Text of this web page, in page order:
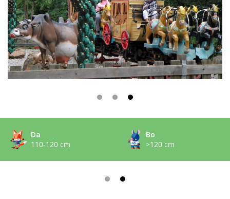
Da
110-120 cm
Bo
>120 cm